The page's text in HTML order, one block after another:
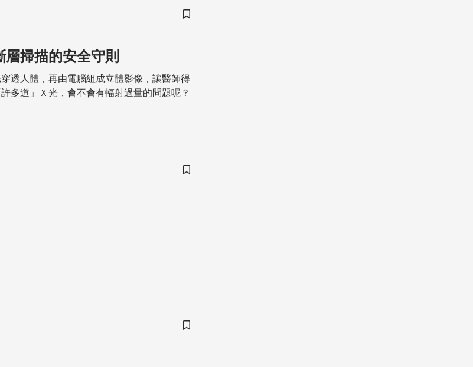
儲存書籤
掃描的安全守則
透人體，再由電腦組成立體影像，讓醫師得
多道」Ｘ光，會不會有輻射過量的問題呢？
儲存書籤
儲存書籤